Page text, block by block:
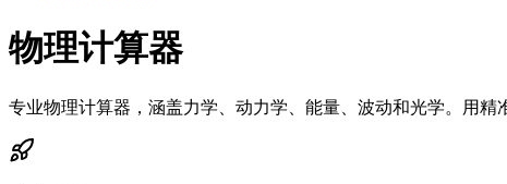
物理计算器
专业物理计算器，涵盖力学、动力学、能量、波动和光学。用精